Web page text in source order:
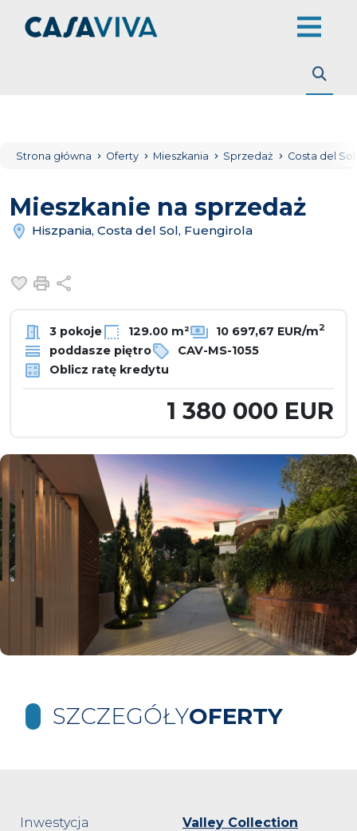
Strona główna Oferty Mieszkania Sprzedaż Costa del Sol
Mieszkanie na sprzedaż
Hiszpania, Costa del Sol, Fuengirola
Dodaj do ulubionych
Drukuj
3 pokoje 129.00 m² 10 697,67 EUR/m2
poddasze piętro
CAV-MS-1055
Oblicz ratę kredytu
1 380 000 EUR
SZCZEGÓŁYOFERTY
Inwestycja
Valley Collection